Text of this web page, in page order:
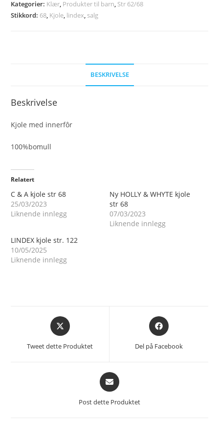
Kategorier: Klær, Produkter til barn, Str 62/68
Stikkord: 68, Kjole, lindex, salg
BESKRIVELSE
Beskrivelse
Kjole med innerfôr
100%bomull
Relatert
C & A kjole str 68
25/03/2023
Liknende innlegg
Ny HOLLY & WHYTE kjole
str 68
07/03/2023
Liknende innlegg
LINDEX kjole str. 122
10/05/2025
Liknende innlegg
Åpnes
i
nytt
Tweet dette Produktet
Åpnes
i
et
nytt
Del på Facebook
Åpnes
i
nytt
Post dette Produktet